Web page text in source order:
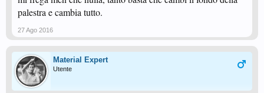
palestra e cambia tutto.
27 Ago 2016
Material Expert
Utente